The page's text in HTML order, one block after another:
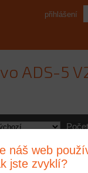
přihlášení
ADS-5
náš web
jste zvyklí?